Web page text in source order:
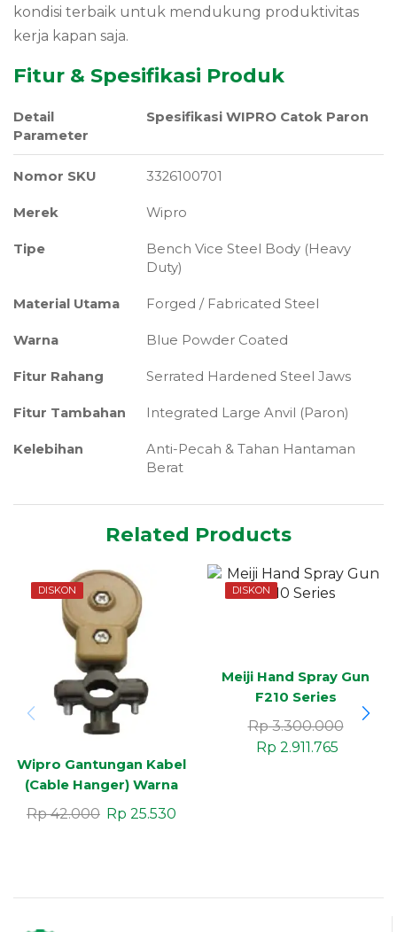
kondisi terbaik untuk mendukung produktivitas
kerja kapan saja.
Fitur & Spesifikasi Produk
Detail
Parameter
Spesifikasi WIPRO Catok Paron
Nomor SKU 3326100701
Merek Wipro
Tipe
Bench Vice Steel Body (Heavy
Duty)
Material Utama Forged / Fabricated Steel
Warna Blue Powder Coated
Fitur Rahang Serrated Hardened Steel Jaws
Fitur Tambahan Integrated Large Anvil (Paron)
Kelebihan
Anti-Pecah & Tahan Hantaman
Berat
Related Products
DISKON
Wipro Gantungan Kabel
(Cable Hanger) Warna
Cokelat
Rp42.000 Rp 25.530
DISKON
Meiji Hand Spray Gun
F210 Series
Rp3.300.000
Rp 2.911.765